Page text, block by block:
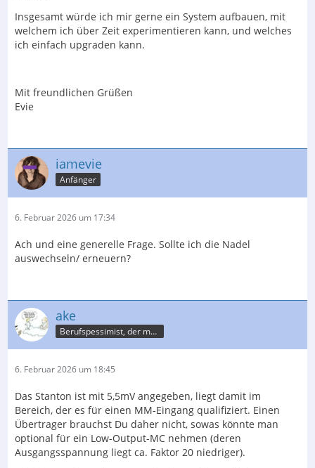
Insgesamt würde ich mir gerne ein System aufbauen, mit
welchem ich über Zeit experimentieren kann, und welches
ich einfach upgraden kann.
Mit freundlichen Grüßen
Evie
iamevie
Anfänger
6. Februar 2026 um 17:34
Ach und eine generelle Frage. Sollte ich die Nadel
auswechseln/ erneuern?
ake
Berufspessimist, der meist recht behält
6. Februar 2026 um 18:45
Das Stanton ist mit 5,5mV angegeben, liegt damit im
Bereich, der es für einen MM-Eingang qualifiziert. Einen
Übertrager brauchst Du daher nicht, sowas könnte man
optional für ein Low-Output-MC nehmen (deren
Ausgangsspannung liegt ca. Faktor 20 niedriger).